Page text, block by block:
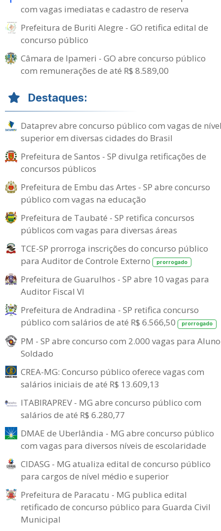
com vagas imediatas e cadastro de reserva
Prefeitura de Buriti Alegre - GO retifica edital de
concurso público
Câmara de Ipameri - GO abre concurso público
com remunerações de até R$ 8.589,00
Destaques:
Dataprev abre concurso público com vagas de
superior em diversas cidades do Brasil
Prefeitura de Santos - SP divulga retificações de
concursos públicos
Prefeitura de Embu das Artes - SP abre concurso
público com vagas na educação
Prefeitura de Taubaté - SP retifica concursos
públicos com vagas para diversas áreas
TCE-SP prorroga inscrições do concurso público
para Auditor de Controle Externo
prorrogado
Prefeitura de Guarulhos - SP abre 10 vagas para
Auditor Fiscal VI
Prefeitura de Andradina - SP retifica concurso
público com salários de até R$ 6.566,50
prorrogado
PM - SP abre concurso com 2.000 vagas para
Soldado
CREA-MG: Concurso público oferece vagas com
salários iniciais de até R$ 13.609,13
ITABIRAPREV - MG abre concurso público com
salários de até R$ 6.280,77
DMAE de Uberlândia - MG abre concurso público
com vagas para diversos níveis de escolaridade
CIDASG - MG atualiza edital de concurso público
para cargos de nível médio e superior
Prefeitura de Paracatu - MG publica edital
retificado de concurso público para Guarda Civil
Municipal